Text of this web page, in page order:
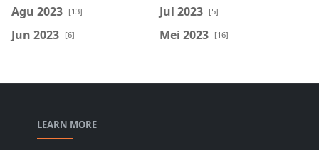
Agu 2023 [13] Jul 2023 [5]
Jun 2023 [6] Mei 2023 [16]
LEARN MORE